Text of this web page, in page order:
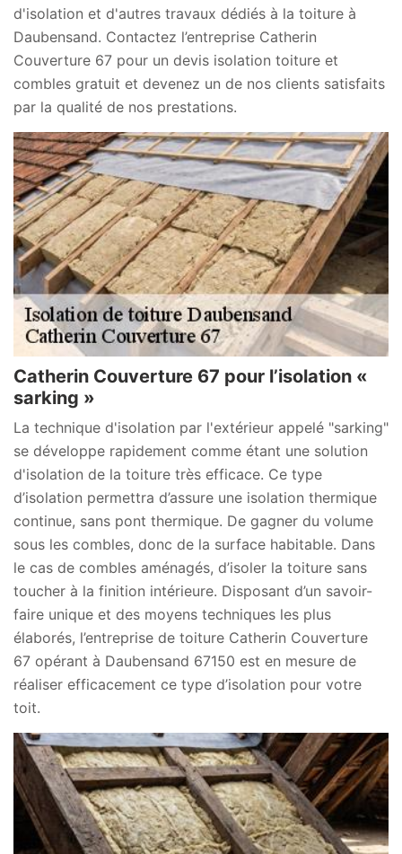
d'isolation et d'autres travaux dédiés à la toiture à
Daubensand. Contactez l’entreprise Catherin
Couverture 67 pour un devis isolation toiture et
combles gratuit et devenez un de nos clients satisfaits
par la qualité de nos prestations.
Catherin Couverture 67 pour l’isolation «
sarking »
La technique d'isolation par l'extérieur appelé "sarking"
se développe rapidement comme étant une solution
d'isolation de la toiture très efficace. Ce type
d’isolation permettra d’assure une isolation thermique
continue, sans pont thermique. De gagner du volume
sous les combles, donc de la surface habitable. Dans
le cas de combles aménagés, d’isoler la toiture sans
toucher à la finition intérieure. Disposant d’un savoir-
faire unique et des moyens techniques les plus
élaborés, l’entreprise de toiture Catherin Couverture
67 opérant à Daubensand 67150 est en mesure de
réaliser efficacement ce type d’isolation pour votre
toit.